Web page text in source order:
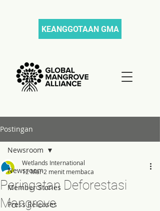
KEANGGOTAAN GMA
Postingan
Newsroom
Member Stories
Press Releases
Newsroom
Peringatan Deforestasi
Mangrove
Wetlands International
12 Mar 2 menit membaca